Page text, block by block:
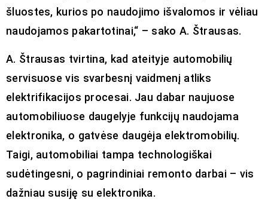
šluostes, kurios po naudojimo išvalomos ir vėliau
naudojamos pakartotinai,“ – sako A. Štrausas.
A. Štrausas tvirtina, kad ateityje automobilių
servisuose vis svarbesnį vaidmenį atliks
elektrifikacijos procesai. Jau dabar naujuose
automobiliuose daugelyje funkcijų naudojama
elektronika, o gatvėse daugėja elektromobilių.
Taigi, automobiliai tampa technologiškai
sudėtingesni, o pagrindiniai remonto darbai – vis
dažniau susiję su elektronika.